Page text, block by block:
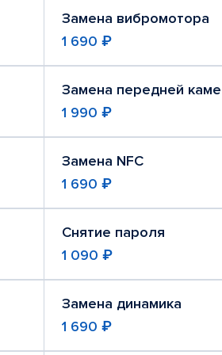
Замена вибромотора
1 690 ₽
Замена передней
1 990 ₽
Замена NFC
1 690 ₽
Снятие пароля
1 090 ₽
Замена динамика
1 690 ₽